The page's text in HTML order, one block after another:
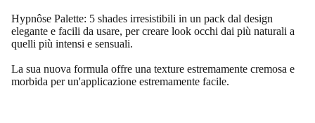
Hypnôse Palette: 5 shades irresistibili in un pack dal design
elegante e facili da usare, per creare look occhi dai più naturali a
quelli più intensi e sensuali.
La sua nuova formula offre una texture estremamente cremosa e
morbida per un'applicazione estremamente facile.